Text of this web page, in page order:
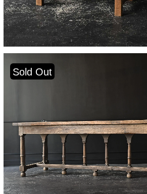
Sold Out